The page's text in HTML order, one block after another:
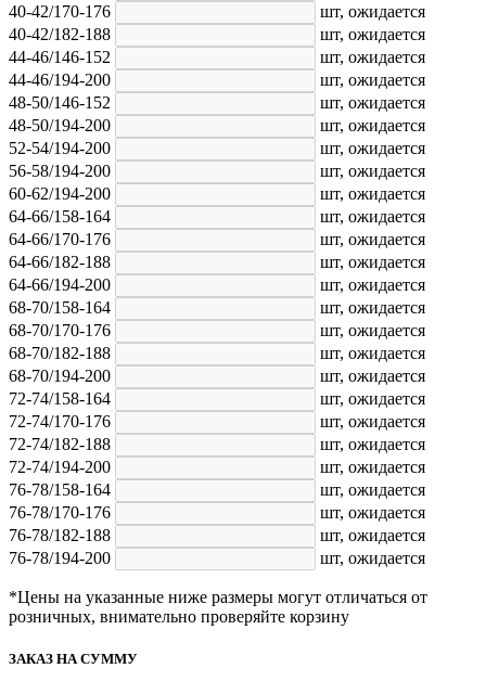
40-42/170-176
шт, ожидается
40-42/182-188
шт, ожидается
44-46/146-152
шт, ожидается
44-46/194-200
шт, ожидается
48-50/146-152
шт, ожидается
48-50/194-200
шт, ожидается
52-54/194-200
шт, ожидается
56-58/194-200
шт, ожидается
60-62/194-200
шт, ожидается
64-66/158-164
шт, ожидается
64-66/170-176
шт, ожидается
64-66/182-188
шт, ожидается
64-66/194-200
шт, ожидается
68-70/158-164
шт, ожидается
68-70/170-176
шт, ожидается
68-70/182-188
шт, ожидается
68-70/194-200
шт, ожидается
72-74/158-164
шт, ожидается
72-74/170-176
шт, ожидается
72-74/182-188
шт, ожидается
72-74/194-200
шт, ожидается
76-78/158-164
шт, ожидается
76-78/170-176
шт, ожидается
76-78/182-188
шт, ожидается
76-78/194-200
шт, ожидается
*Цены на указанные ниже размеры могут отличаться от
розничных, внимательно проверяйте корзину
ЗАКАЗ НА СУММУ